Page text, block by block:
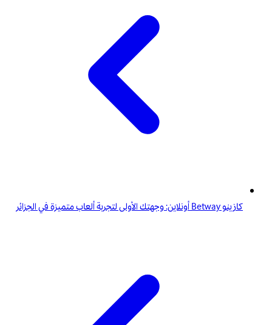
كازينو Betway أونلاين: وجهتك الأولى لتجربة ألعاب متميزة في الجزائر